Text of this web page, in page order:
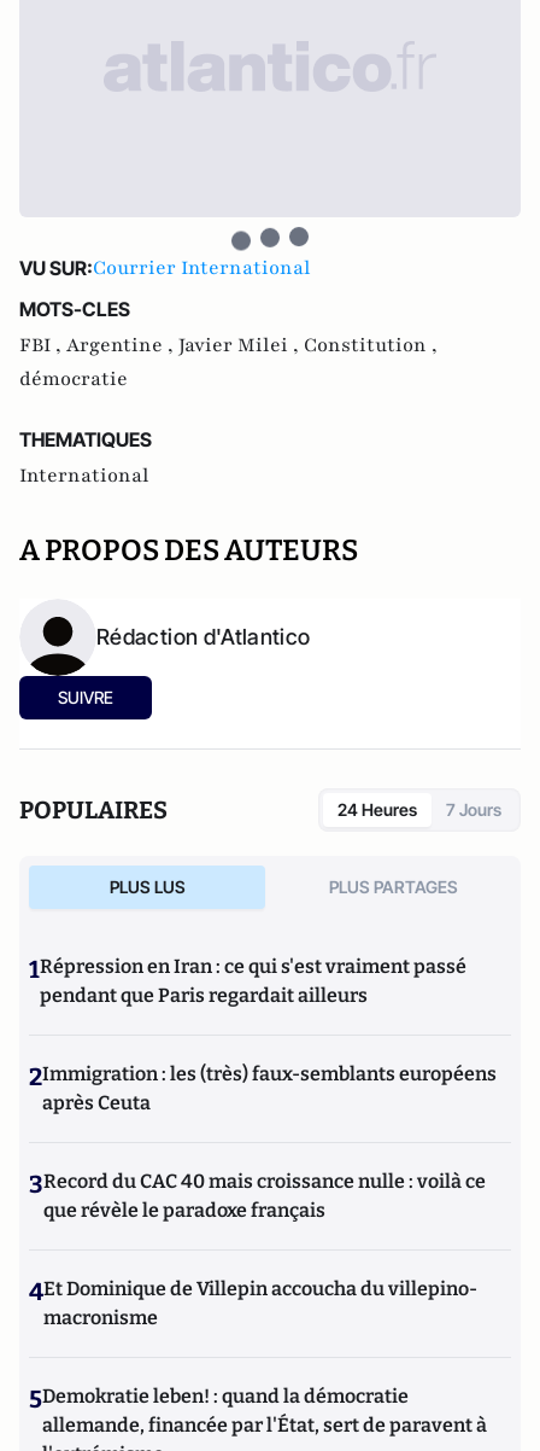
VU SUR:Courrier International
MOTS-CLES
FBI , Argentine , Javier Milei , Constitution ,
démocratie
THEMATIQUES
International
A PROPOS DES AUTEURS
Rédaction d'Atlantico
SUIVRE
POPULAIRES 24 Heures 7 Jours
PLUS LUS PLUS PARTAGES
1Répression en Iran : ce qui s'est vraiment passé
pendant que Paris regardait ailleurs
2Immigration : les (très) faux-semblants européens
après Ceuta
3Record du CAC 40 mais croissance nulle : voilà ce
que révèle le paradoxe français
4Et Dominique de Villepin accoucha du villepino-
macronisme
5Demokratie leben! : quand la démocratie
allemande, financée par l'État, sert de paravent à